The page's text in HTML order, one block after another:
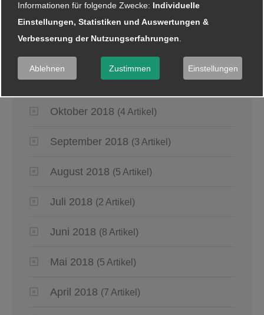
2018
November 2018 (2 Artikel)
Oktober 2018 (4 Artikel)
September 2018 (3 Artikel)
August 2018 (5 Artikel)
Juli 2018 (2 Artikel)
Juni 2018 (8 Artikel)
Mai 2018 (5 Artikel)
April 2018 (7 Artikel)
Informationen für folgende Zwecke: Individuelle
Einstellungen, Statistiken und Auswertungen &
Verbesserung der Nutzungserfahrungen.
Ablehnen Zustimmen Einstellungen